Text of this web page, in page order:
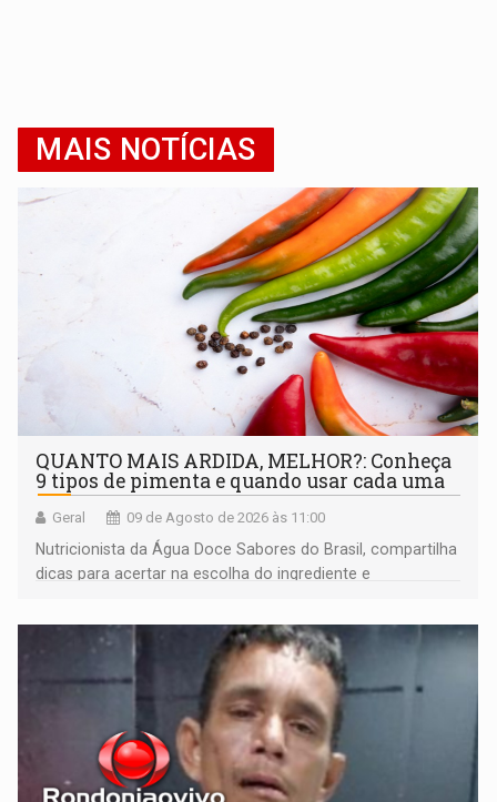
MAIS NOTÍCIAS
QUANTO MAIS ARDIDA, MELHOR?: Conheça
9 tipos de pimenta e quando usar cada uma
Geral 09 de Agosto de 2026 às 11:00
Nutricionista da Água Doce Sabores do Brasil, compartilha
dicas para acertar na escolha do ingrediente e